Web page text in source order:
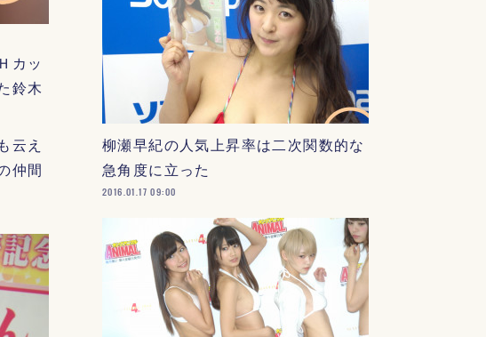
カッ
鈴木
云え
仲間
柳瀬早紀の人気上昇率は二次関数的な
急角度に立った
2016.01.17 09:00